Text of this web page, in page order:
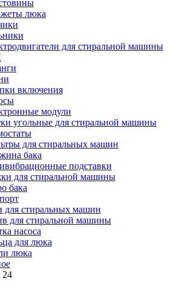
люка
для стиральной машины
включения
модули
угольные для стиральной машины
для стиральных машин
бака
подставки
для стиральной машины
бака
для стиральных машин
для стиральной машины
насоса
для люка
люка